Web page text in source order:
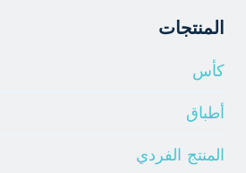
المنتجات
كأس
أطباق
المنتج الفردي